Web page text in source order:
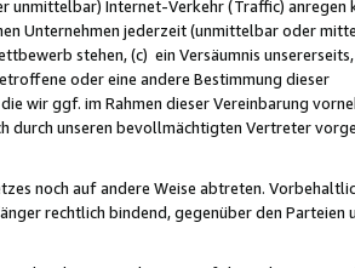
unmittelbar) Internet-Verkehr (Traffic) anregen
Unternehmen jederzeit (unmittelbar oder
stehen, (c) ein Versäumnis unsererseits,
oder eine andere Bestimmung dieser
wir ggf. im Rahmen dieser Vereinbarung
durch unseren bevollmächtigten Vertreter
noch auf andere Weise abtreten.
rechtlich bindend, gegenüber den Parteien